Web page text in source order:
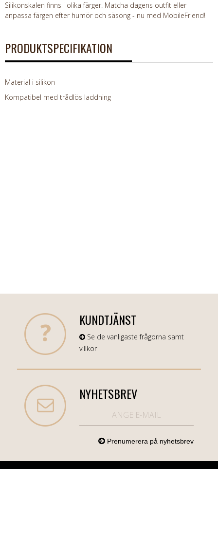
Silikonskalen finns i olika färger. Matcha dagens outfit eller
anpassa färgen efter humör och säsong - nu med MobileFriend!
PRODUKTSPECIFIKATION
Material i silikon
Kompatibel med trådlös laddning
KUNDTJÄNST
Se de vanligaste frågorna samt
villkor
NYHETSBREV